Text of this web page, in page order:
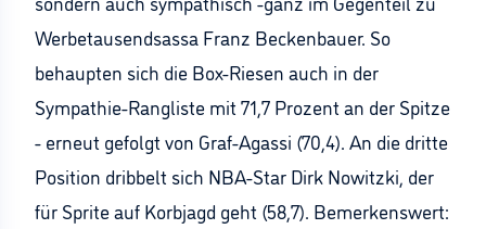
Werbetausendsassa Franz Beckenbauer. So
behaupten sich die Box-Riesen auch in der
Sympathie-Rangliste mit 71,7 Prozent an der Spitze
- erneut gefolgt von Graf-Agassi (70,4). An die dritte
Position dribbelt sich NBA-Star Dirk Nowitzki, der
für Sprite auf Korbjagd geht (58,7). Bemerkenswert: